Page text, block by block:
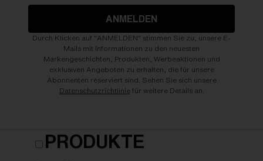
ANMELDEN
Durch Klicken auf "ANMELDEN" stimmen Sie zu, unsere E-
Mails mit Informationen zu den neuesten
Markengeschichten, Produkten, Werbeaktionen und
exklusiven Angeboten zu erhalten, die für unsere
Abonnenten reserviert sind. Sehen Sie sich unsere
Datenschutzrichtlinie für weitere Details an.
PRODUKTE